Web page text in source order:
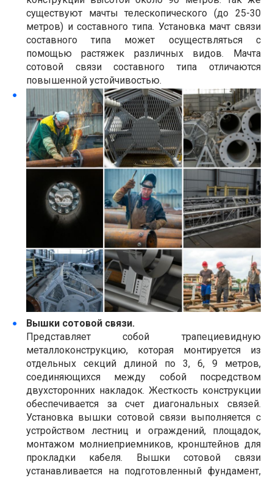
существуют мачты телескопического (до 25-30
метров) и составного типа. Установка мачт связи
составного типа может осуществляться с
помощью растяжек различных видов. Мачта
сотовой связи составного типа отличаются
повышенной устойчивостью.
Вышки сотовой связи.
Представляет собой трапециевидную
металлоконструкцию, которая монтируется из
отдельных секций длиной по 3, 6, 9 метров,
соединяющихся между собой посредством
двухсторонних накладок. Жесткость конструкции
обеспечивается за счет диагональных связей.
Установка вышки сотовой связи выполняется с
устройством лестниц и ограждений, площадок,
монтажом молниеприемников, кронштейнов для
прокладки кабеля. Вышки сотовой связи
устанавливается на подготовленный фундамент,